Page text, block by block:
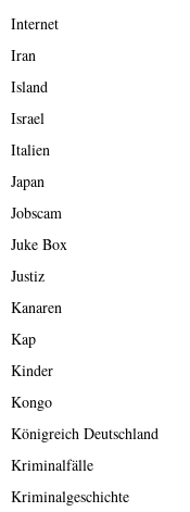
Internet
Iran
Island
Israel
Italien
Japan
Jobscam
Juke Box
Justiz
Kanaren
Kap
Kinder
Kongo
Königreich Deutschland
Kriminalfälle
Kriminalgeschichte